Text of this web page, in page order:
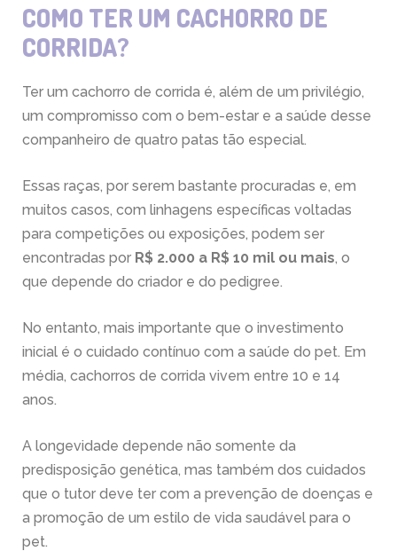
COMO TER UM CACHORRO DE
CORRIDA?
Ter um cachorro de corrida é, além de um privilégio,
um compromisso com o bem-estar e a saúde desse
companheiro de quatro patas tão especial.
Essas raças, por serem bastante procuradas e, em
muitos casos, com linhagens específicas voltadas
para competições ou exposições, podem ser
encontradas por R$ 2.000 a R$ 10 mil ou mais, o
que depende do criador e do pedigree.
No entanto, mais importante que o investimento
inicial é o cuidado contínuo com a saúde do pet. Em
média, cachorros de corrida vivem entre 10 e 14
anos.
A longevidade depende não somente da
predisposição genética, mas também dos cuidados
que o tutor deve ter com a prevenção de doenças e
a promoção de um estilo de vida saudável para o
pet.